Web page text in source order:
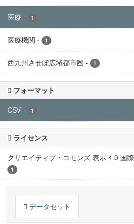
医療 - 1
医療機関 - 1
西九州させぼ広域都市圏 - 1
フォーマット
CSV - 1
ライセンス
クリエイティブ・コモンズ 表示 4.0 国際
1
データセット